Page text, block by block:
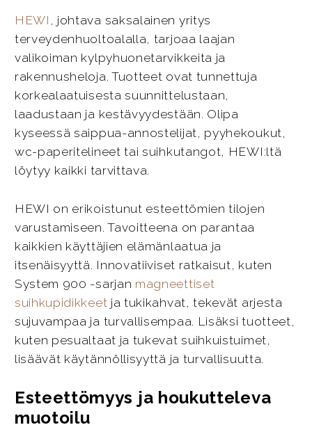
HEWI , johtava saksalainen yritys
terveydenhuoltoalalla, tarjoaa laajan
valikoiman kylpyhuonetarvikkeita ja
rakennusheloja. Tuotteet ovat tunnettuja
korkealaatuisesta suunnittelustaan,
laadustaan ja kestävyydestään. Olipa
kyseessä saippua-annostelijat, pyyhekoukut,
wc-paperitelineet tai suihkutangot, HEWI:ltä
löytyy kaikki tarvittava.
HEWI on erikoistunut esteettömien tilojen
varustamiseen. Tavoitteena on parantaa
kaikkien käyttäjien elämänlaatua ja
itsenäisyyttä. Innovatiiviset ratkaisut, kuten
System 900 -sarjan magneettiset
suihkupidikkeet ja tukikahvat, tekevät arjesta
sujuvampaa ja turvallisempaa. Lisäksi tuotteet,
kuten pesualtaat ja tukevat suihkuistuimet,
lisäävät käytännöllisyyttä ja turvallisuutta.
Esteettömyys ja houkutteleva
muotoilu